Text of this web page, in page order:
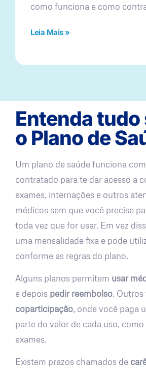
como funciona e como
Leia Mais »
Entenda tudo
o Plano de
Um plano de saúde funciona
contratado para te dar acesso a
exames, internações e outros
médicos sem que você precise
toda vez que for usar. Em vez
uma mensalidade fixa e pode
conforme as regras do plano.
Alguns planos permitem usar
e depois pedir reembolso.
coparticipação, onde você paga
parte do valor de cada uso,
exames.
Existem prazos chamados de